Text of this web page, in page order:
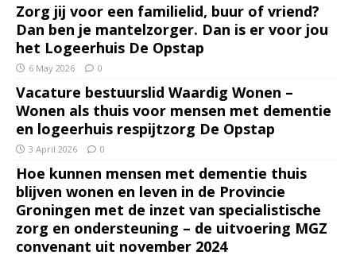
Zorg jij voor een familielid, buur of vriend?
Dan ben je mantelzorger. Dan is er voor jou
het Logeerhuis De Opstap
6 May 2026 0
Vacature bestuurslid Waardig Wonen –
Wonen als thuis voor mensen met dementie
en logeerhuis respijtzorg De Opstap
3 April 2026 0
Hoe kunnen mensen met dementie thuis
blijven wonen en leven in de Provincie
Groningen met de inzet van specialistische
zorg en ondersteuning – de uitvoering MGZ
convenant uit november 2024